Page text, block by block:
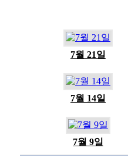
7월 21일
7월 14일
7월 9일